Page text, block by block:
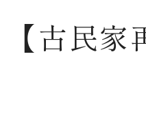
【古民